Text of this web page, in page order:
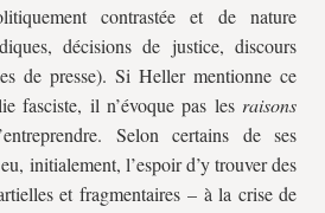
contrastée et de nature
décisions de justice, discours
de presse). Si Heller mentionne ce
fasciste, il n’évoque pas les raisons
Selon certains de ses
initialement, l’espoir d’y trouver des
et fragmentaires – à la crise de